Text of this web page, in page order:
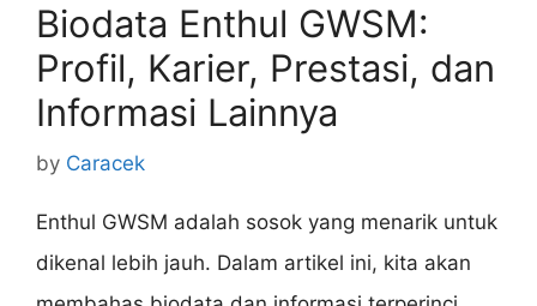
Biodata Enthul GWSM:
Profil, Karier, Prestasi, dan
Informasi Lainnya
by Caracek
Enthul GWSM adalah sosok yang menarik untuk
dikenal lebih jauh. Dalam artikel ini, kita akan